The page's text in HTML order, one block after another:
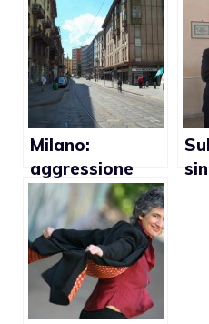
Milano:
aggressione
omofoba ad
una coppia gay